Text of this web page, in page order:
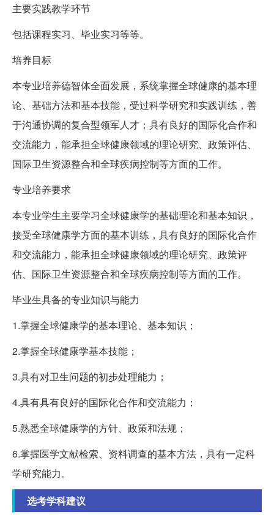
主要实践教学环节
包括课程实习、毕业实习等等。
培养目标
本专业培养德智体全面发展，系统掌握全球健康的基本理
论、基础方法和基本技能，受过科学研究和实践训练，善
于沟通协调的复合型领军人才；具有良好的国际化合作和
交流能力，能承担全球健康领域的理论研究、政策评估、
国际卫生资源整合和全球疾病控制等方面的工作。
专业培养要求
本专业学生主要学习全球健康学的基础理论和基本知识，
接受全球健康学方面的基本训练，具有良好的国际化合作
和交流能力，能承担全球健康领域的理论研究、政策评
估、国际卫生资源整合和全球疾病控制等方面的工作。
毕业生具备的专业知识与能力
1.掌握全球健康学的基本理论、基本知识；
2.掌握全球健康学基本技能；
3.具有对卫生问题的初步处理能力；
4.具有具有良好的国际化合作和交流能力；
5.熟悉全球健康学的方针、政策和法规；
6.掌握医学文献检索、资料调查的基本方法，具有一定科
学研究能力。
选考学科建议